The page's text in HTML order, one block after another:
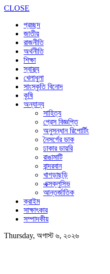
CLOSE
প্রচ্ছদ
জাতীয়
রাজনীতি
অর্থনীতি
শিক্ষা
স্বাস্থ্য
খেলাধুলা
সাংস্কৃতি বিনোদ
কৃষি
অন্যান্য
সাহিত্য
প্রেস বিজ্ঞপ্তি
অনুসন্ধান রিপোর্টিং
নৈসর্গের ডাক
ঢাকার ডায়রি
রাঙামাটি
বান্দরবান
খাগড়াছড়ি
এক্সক্লুসিভ
আন্তর্জাতিক
ক্রাইম
সাক্ষাৎকার
সম্পাদকীয়
Thursday, অগাস্ট ৬, ২০২৬